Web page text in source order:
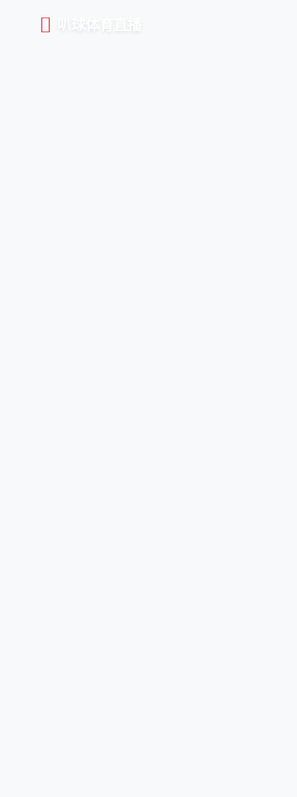
叭球体育直播